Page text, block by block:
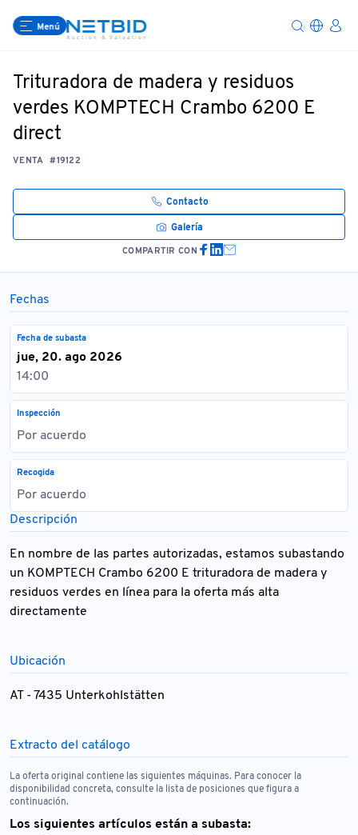
Menú
Trituradora de madera y residuos
verdes KOMPTECH Crambo 6200 E
direct
VENTA #19122
Contacto
Galería
COMPARTIR CON
Fechas
Fecha de subasta
jue, 20. ago 2026
14:00
Inspección
Por acuerdo
Recogida
Por acuerdo
Descripción
En nombre de las partes autorizadas, estamos subastando
un KOMPTECH Crambo 6200 E trituradora de madera y
residuos verdes en línea para la oferta más alta
directamente
Ubicación
AT - 7435 Unterkohlstätten
Extracto del catálogo
La oferta original contiene las siguientes máquinas. Para conocer la
disponibilidad concreta, consulte la lista de posiciones que figura a
continuación.
Los siguientes artículos están a subasta: